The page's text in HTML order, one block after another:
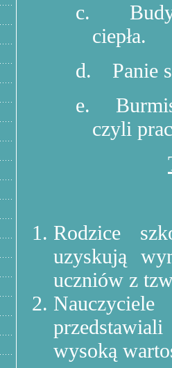
c.
ciepła.
d.
Panie
e.
czyli
Rodzice
uzyskują
uczniów z
wysoką